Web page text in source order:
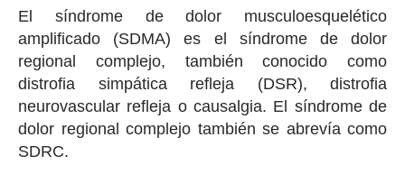
El síndrome de dolor musculoesquelético
amplificado (SDMA) es el síndrome de dolor
regional complejo, también conocido como
distrofia simpática refleja (DSR), distrofia
neurovascular refleja o causalgia. El síndrome de
dolor regional complejo también se abrevía como
SDRC.